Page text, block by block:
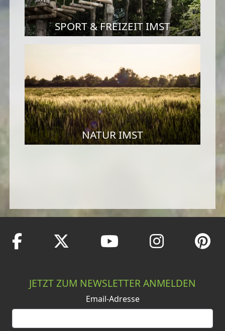
SPORT & FREIZEIT IMST
NATUR IMST
JETZT ZUM NEWSLETTER ANMELDEN
Email-Adresse